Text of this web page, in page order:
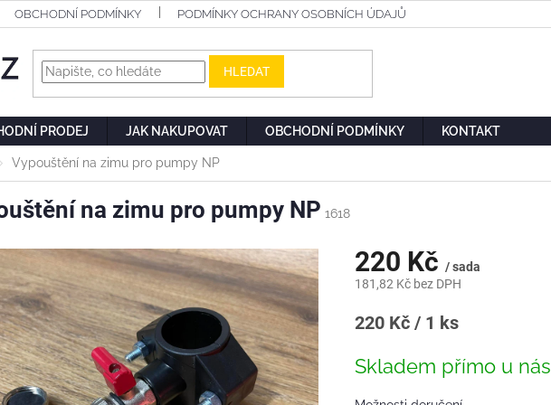
OBCHODNÍ PODMÍNKY PODMÍNKY OCHRANY OSOBNÍCH ÚDAJŮ
HLEDAT
PRODEJ JAK NAKUPOVAT OBCHODNÍ PODMÍNKY KONTAKT
Vypouštění na zimu pro pumpy NP
na zimu pro pumpy NP 1618
220 Kč / sada
181,82 Kč bez DPH
Měrná
220 Kč / 1 ks
Skladem přímo u nás